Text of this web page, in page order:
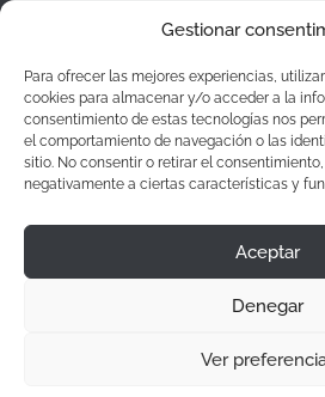
Gestionar
Para ofrecer las mejores experiencias,
cookies para almacenar y/o acceder a la
consentimiento de estas tecnologías nos
el comportamiento de navegación o las
sitio. No consentir o retirar el
negativamente a ciertas características y
Aceptar
Denegar
Ver
En C2 Cycling Coach® no
ciclista atrás. Cada uno de
nosotros una ruta por
que quieren llegar
Política de
C2 Cycling Coach® 2026 |